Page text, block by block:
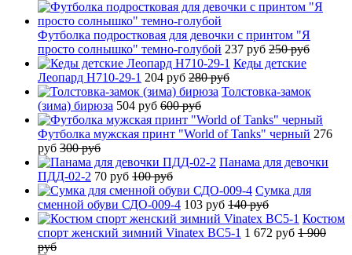
Футболка подростковая для девочки с принтом "Я
просто солнышко" темно-голубой 237 руб 250 руб
Кеды детские
Леопард H710-29-1 204 руб 280 руб
Толстовка-замок
(зима) бирюза 504 руб 600 руб
Футболка мужская принт "World of Tanks" черный 276
руб 300 руб
Панама для девочки
ПДД-02-2 70 руб 100 руб
Сумка для
сменной обуви СДО-009-4 103 руб 140 руб
Костюм
спорт женский зимний Vinatex BC5-1 1 672 руб 1 900
руб